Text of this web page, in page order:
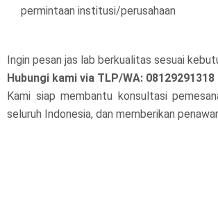
permintaan institusi/perusahaan
Ingin pesan jas lab berkualitas sesuai
Hubungi kami via TLP/WA: 08129291318
Kami siap membantu konsultasi
seluruh Indonesia, dan memberikan